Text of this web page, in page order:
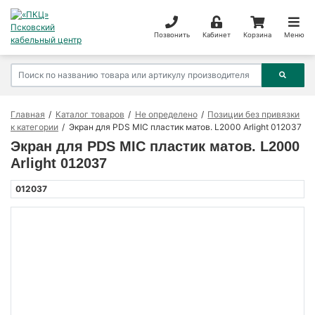
Позвонить Кабинет Корзина Меню
Главная Каталог товаров Не определено
Позиции без привязки
к категории
Экран для PDS MIC пластик матов. L2000 Arlight 012037
Экран для PDS MIC пластик матов. L2000
Arlight 012037
012037